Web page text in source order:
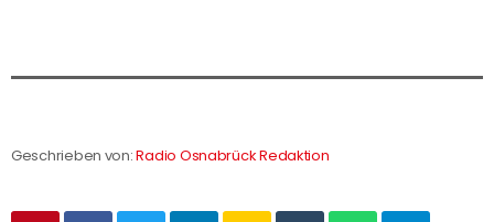
Geschrieben von:Radio Osnabrück Redaktion